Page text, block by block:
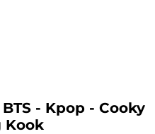
- Kpop - Cooky
Kook